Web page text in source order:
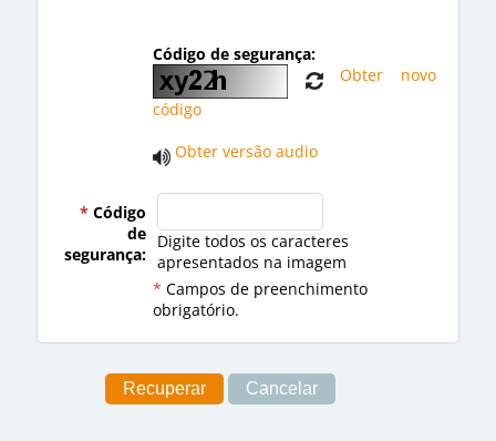
Código de segurança:
Obter novo
código
Obter versão audio
*Código
de
segurança:
Digite todos os caracteres
apresentados na imagem
* Campos de preenchimento
obrigatório.